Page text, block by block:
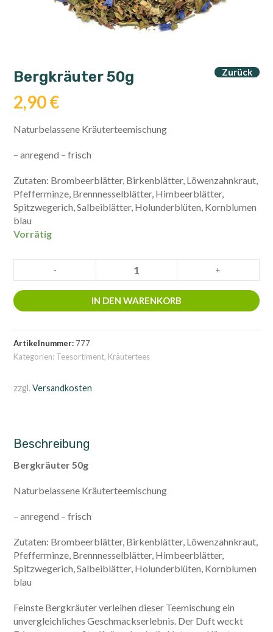
Zurück
Bergkräuter 50g
2,90€
Naturbelassene Kräuterteemischung
– anregend – frisch
Zutaten: Brombeerblätter, Birkenblätter, Löwenzahnkraut,
Pfefferminze, Brennnesselblätter, Himbeerblätter,
Spitzwegerich, Salbeiblätter, Holunderblüten, Kornblumen
blau
Vorrätig
50g
Menge
- +
IN DEN WARENKORB
Artikelnummer: 777
Kategorien: Teesortiment, Kräutertees
zzgl.Versandkosten
Beschreibung
Bergkräuter 50g
Naturbelassene Kräuterteemischung
– anregend – frisch
Zutaten: Brombeerblätter, Birkenblätter, Löwenzahnkraut,
Pfefferminze, Brennnesselblätter, Himbeerblätter,
Spitzwegerich, Salbeiblätter, Holunderblüten, Kornblumen
blau
Feinste Bergkräuter verleihen dieser Teemischung ein
unvergleichliches Geschmackserlebnis. Der Duft weckt